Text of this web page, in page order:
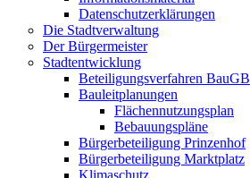
Datenschutzerklärungen
Die Stadtverwaltung
Der Bürgermeister
Stadtentwicklung
Beteiligungsverfahren BauGB
Bauleitplanungen
Flächennutzungsplan
Bebauungspläne
Bürgerbeteiligung Prinzenhof
Bürgerbeteiligung Marktplatz
Klimaschutz